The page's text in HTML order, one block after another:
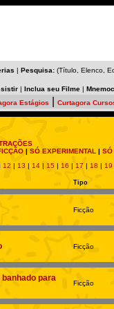
| Pesquisa: (Título, Elenco,
| Inclua seu Filme |
Estágios Curtagora
| SÓ EXPERIMENTAL | SÓ
12 | 13 | 14 | 15 | 16 | 17 | 18 | 19
Tipo
Ficção
Ficção
para
Ficção